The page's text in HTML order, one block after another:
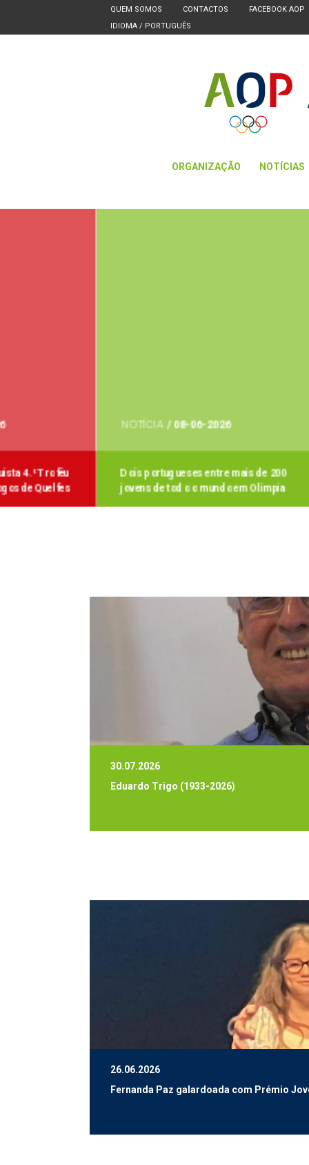
QUEM SOMOS CONTACTOS
FACEBOOK AOP
IDIOMA / PORTUGUÊS
ORGANIZAÇÃO NOTÍCIAS
08-06-2026
Dois portugueses entre mais de 200
jovens de todo o mundo em Olímpia
AOP junta
jornada de
30.07.2026
Eduardo Trigo (1933-2026)
26.06.2026
Fernanda Paz galardoada com Prémio